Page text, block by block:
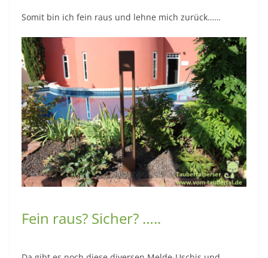
Da gibt es noch diese diversen Melde-Uschis und
auf dieser Welt sein dürfte anderen ganz gehörig auf
den Geist zu gehen.
„Du musst das …..“ und „Du musst jenes…..“
Nein, Leute ich muss gar nichts. Außer mir und meiner
Linie treu zu bleiben, fair zu sein zu anderen, ehrlich
zu meinen Lesern und weiterhin gewissenhaft zu
recherchieren und weiterzubilden.
Genau genommen muss ich nicht mal dies, aber es
mich wenn ich einer Katze das Leben erleichtert und